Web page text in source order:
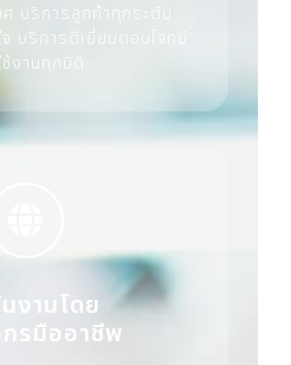
บริการลูกค้าทุกระดับ
บริการดีเยี่ยมตอบโจทย์
งานทุกมิติ
งานโดย
รมืออาชีพ